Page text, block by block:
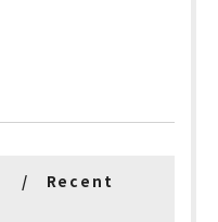
Recent